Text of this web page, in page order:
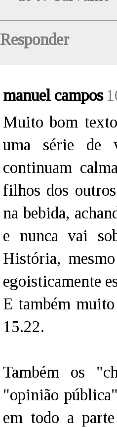
Responder
manuel campos
Muito bom
uma série de
continuam
filhos dos
na bebida,
e nunca vai
História,
egoisticamente
E também
15.22.
Também os
"opinião
em todo a